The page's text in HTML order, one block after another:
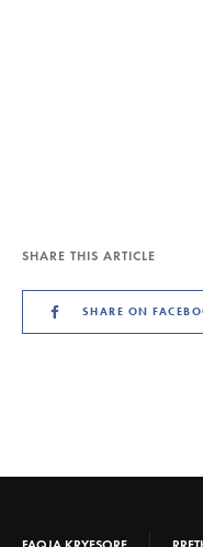
SHARE THIS ARTICLE
SHARE ON
FAQJA KRYESORE